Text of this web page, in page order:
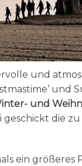
und
und
und
geschickt die
ein größeres